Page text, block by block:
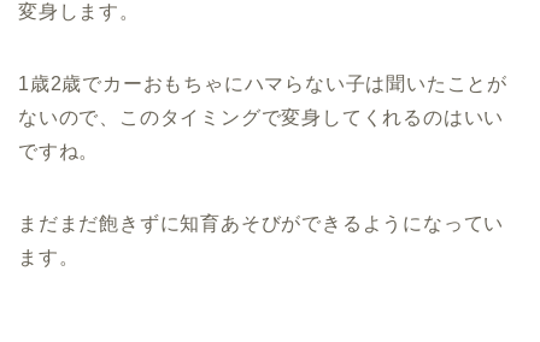
変身します。
1歳2歳でカーおもちゃにハマらない子は聞いたことが
ないので、このタイミングで変身してくれるのはいい
ですね。
まだまだ飽きずに知育あそびができるようになってい
ます。